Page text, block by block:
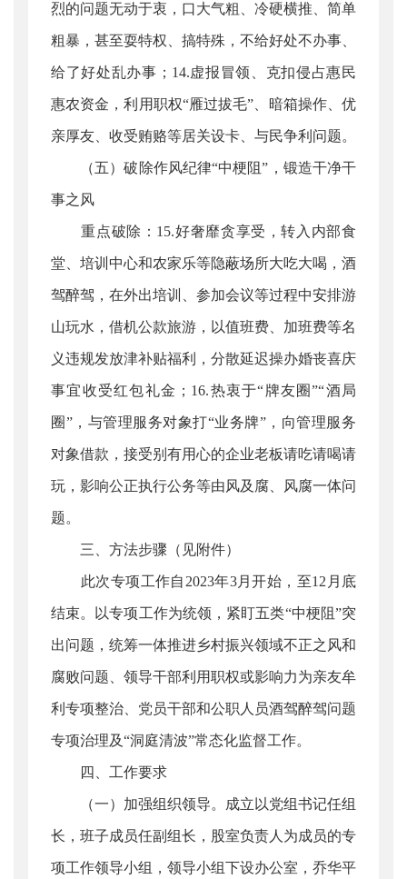
烈的问题无动于衷，口大气粗、冷硬横推、简单
粗暴，甚至耍特权、搞特殊，不给好处不办事、
给了好处乱办事；14.虚报冒领、克扣侵占惠民
惠农资金，利用职权“雁过拔毛”、暗箱操作、优
亲厚友、收受贿赂等居关设卡、与民争利问题。
（五）破除作风纪律“中梗阻”，锻造干净干
事之风
重点破除：15.好奢靡贪享受，转入内部食
堂、培训中心和农家乐等隐蔽场所大吃大喝，酒
驾醉驾，在外出培训、参加会议等过程中安排游
山玩水，借机公款旅游，以值班费、加班费等名
义违规发放津补贴福利，分散延迟操办婚丧喜庆
事宜收受红包礼金；16.热衷于“牌友圈”“酒局
圈”，与管理服务对象打“业务牌”，向管理服务
对象借款，接受别有用心的企业老板请吃请喝请
玩，影响公正执行公务等由风及腐、风腐一体问
题。
三、方法步骤（见附件）
此次专项工作自2023年3月开始，至12月底
结束。以专项工作为统领，紧盯五类“中梗阻”突
出问题，统筹一体推进乡村振兴领域不正之风和
腐败问题、领导干部利用职权或影响力为亲友牟
利专项整治、党员干部和公职人员酒驾醉驾问题
专项治理及“洞庭清波”常态化监督工作。
四、工作要求
（一）加强组织领导。成立以党组书记任组
长，班子成员任副组长，股室负责人为成员的专
项工作领导小组，领导小组下设办公室，乔华平